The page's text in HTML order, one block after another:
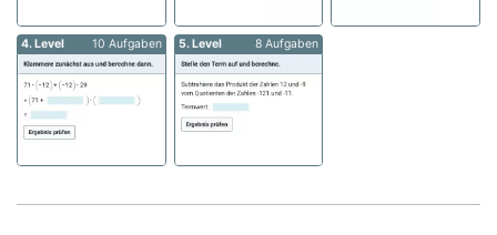
4. Level 10 Aufgaben 5. Level 8 Aufgaben